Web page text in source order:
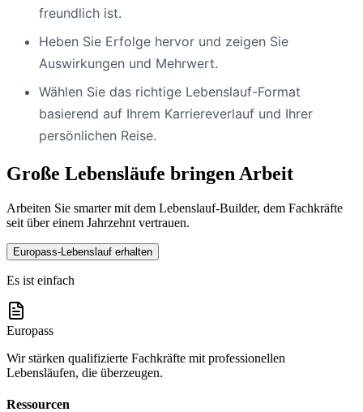
freundlich ist.
Heben Sie Erfolge hervor und zeigen Sie
Auswirkungen und Mehrwert.
Wählen Sie das richtige Lebenslauf-Format
basierend auf Ihrem Karriereverlauf und Ihrer
persönlichen Reise.
Große Lebensläufe bringen Arbeit
Arbeiten Sie smarter mit dem Lebenslauf-Builder, dem Fachkräfte
seit über einem Jahrzehnt vertrauen.
Europass-Lebenslauf erhalten
Es ist einfach
Europass
Wir stärken qualifizierte Fachkräfte mit professionellen
Lebensläufen, die überzeugen.
Ressourcen